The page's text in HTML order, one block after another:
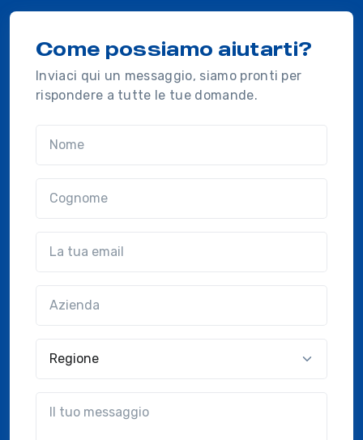
Come possiamo aiutarti?
Inviaci qui un messaggio, siamo pronti per
rispondere a tutte le tue domande.